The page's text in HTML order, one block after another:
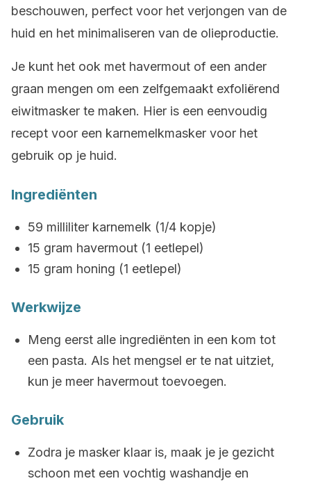
beschouwen, perfect voor het verjongen van de
huid en het minimaliseren van de olieproductie.
Je kunt het ook met havermout of een ander
graan mengen om een zelfgemaakt exfoliërend
eiwitmasker te maken. Hier is een eenvoudig
recept voor een karnemelkmasker voor het
gebruik op je huid.
Ingrediënten
59 milliliter karnemelk (1/4 kopje)
15 gram havermout (1 eetlepel)
15 gram honing (1 eetlepel)
Werkwijze
Meng eerst alle ingrediënten in een kom tot
een pasta. Als het mengsel er te nat uitziet,
kun je meer havermout toevoegen.
Gebruik
Zodra je masker klaar is, maak je je gezicht
schoon met een vochtig washandje en